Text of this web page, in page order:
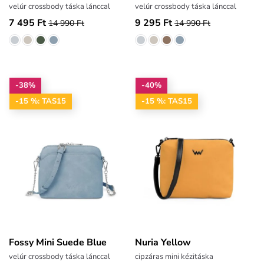
velúr crossbody táska lánccal
7 495 Ft 14 990 Ft
velúr crossbody táska lánccal
9 295 Ft 14 990 Ft
-38%
-15 %: TAS15
Fossy Mini Suede Blue
velúr crossbody táska lánccal
-40%
-15 %: TAS15
Nuria Yellow
cipzáras mini kézitáska